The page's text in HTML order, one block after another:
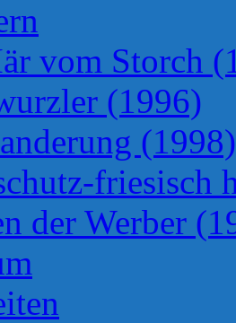
vom Storch
(1996)
(1998)
friesisch
der Werber